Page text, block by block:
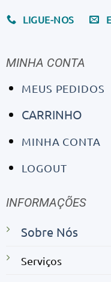
LIGUE-NOS
MINHA CONTA
MEUS PEDIDOS
CARRINHO
MINHA CONTA
LOGOUT
INFORMAÇÕES
Sobre Nós
Serviços